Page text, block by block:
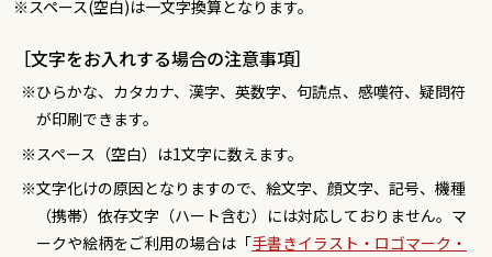
※スペース(空白)は一文字換算となります。
［文字をお入れする場合の注意事項］
ひらかな、カタカナ、漢字、英数字、句読点、感嘆符、疑問符
が印刷できます。
スペース（空白）は1文字に数えます。
文字化けの原因となりますので、絵文字、顔文字、記号、機種
（携帯）依存文字（ハート含む）には対応しておりません。マ
ークや絵柄をご利用の場合は「手書きイラスト・ロゴマーク・